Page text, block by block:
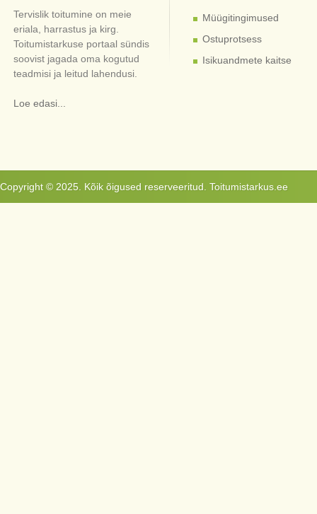
Tervislik toitumine on meie
eriala, harrastus ja kirg.
Toitumistarkuse portaal sündis
soovist jagada oma kogutud
teadmisi ja leitud lahendusi.
Loe edasi...
Müügitingimused
Ostuprotsess
Isikuandmete kaitse
Copyright © 2025. Kõik õigused reserveeritud. Toitumistarkus.ee